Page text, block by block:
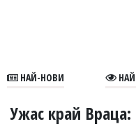
В
НАЙ-НОВИ
Ужас край